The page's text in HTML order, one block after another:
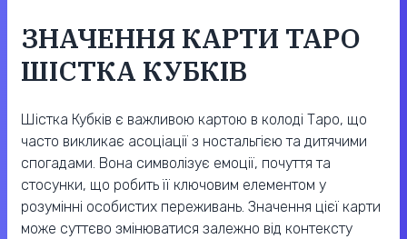
ЗНАЧЕННЯ КАРТИ ТАРО
ШІСТКА КУБКІВ
Шістка Кубків є важливою картою в колоді Таро, що
часто викликає асоціації з ностальгією та дитячими
спогадами. Вона символізує емоції, почуття та
стосунки, що робить її ключовим елементом у
розумінні особистих переживань. Значення цієї карти
може суттєво змінюватися залежно від контексту